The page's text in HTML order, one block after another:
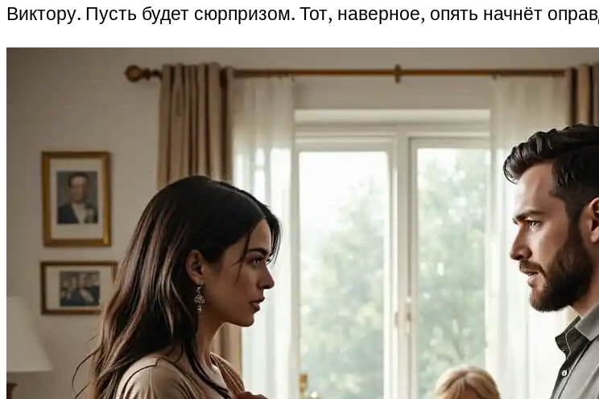
Виктору. Пусть будет сюрпризом. Тот, наверное, опять начнёт